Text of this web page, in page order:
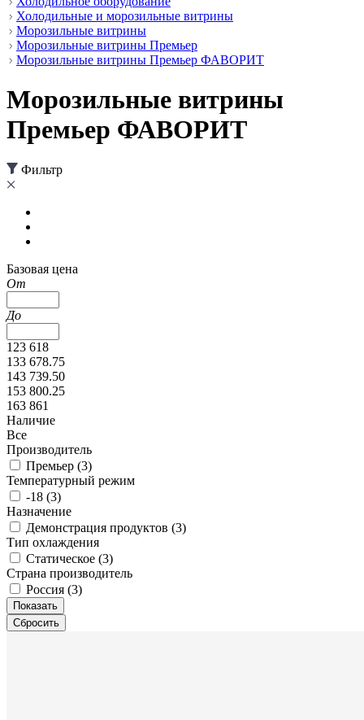
Холодильные и морозильные витрины
Морозильные витрины
Морозильные витрины Премьер
Морозильные витрины Премьер ФАВОРИТ
Морозильные витрины
Премьер ФАВОРИТ
Фильтр
Базовая цена
От
До
123 618
133 678.75
143 739.50
153 800.25
163 861
Наличие
Все
Производитель
Премьер (3)
Температурный режим
-18 (3)
Назначение
Демонстрация продуктов (3)
Тип охлаждения
Статическое (3)
Страна производитель
Россия (3)